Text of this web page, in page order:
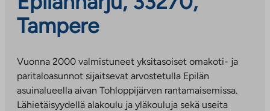
Tampere
Vuonna 2000 valmistuneet yksitasoiset omakoti- ja
paritaloasunnot sijaitsevat arvostetulla Epilän
asuinalueella aivan Tohloppijärven rantamaisemissa.
Lähietäisyydellä alakoulu ja yläkouluja sekä useita